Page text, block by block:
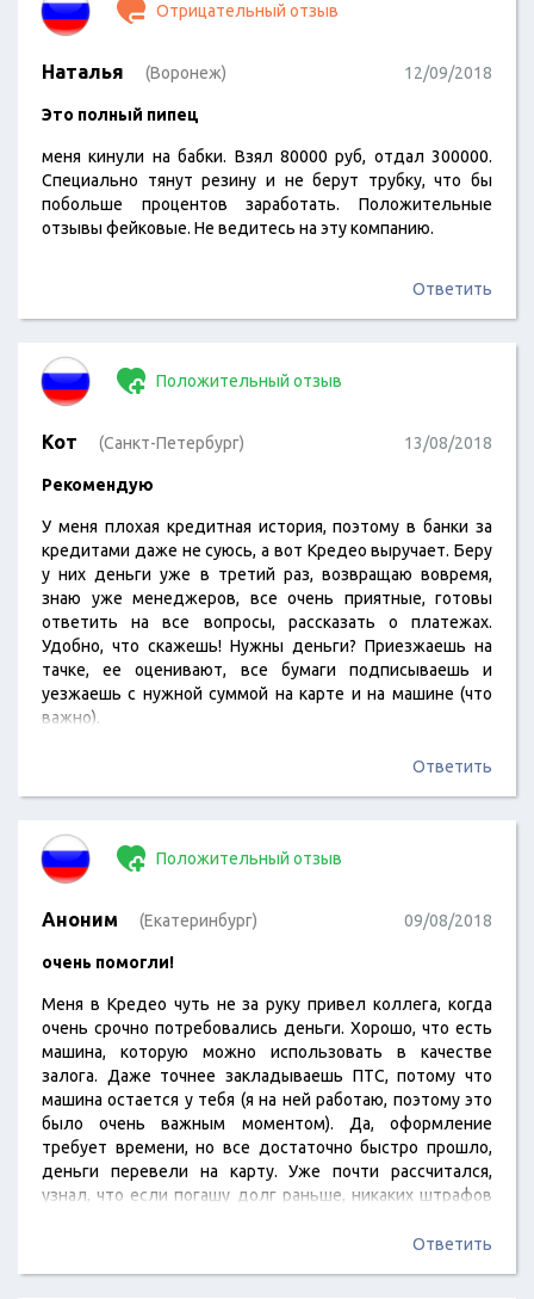
Отрицательный отзыв
Наталья (Воронеж) 12/09/2018
Это полный пипец
меня кинули на бабки. Взял 80000 руб, отдал 300000.
Специально тянут резину и не берут трубку, что бы
побольше процентов заработать. Положительные
отзывы фейковые. Не ведитесь на эту компанию.
Ответить
Положительный отзыв
Кот (Санкт-Петербург) 13/08/2018
Рекомендую
У меня плохая кредитная история, поэтому в банки за
кредитами даже не суюсь, а вот Кредео выручает. Беру
у них деньги уже в третий раз, возвращаю вовремя,
знаю уже менеджеров, все очень приятные, готовы
ответить на все вопросы, рассказать о платежах.
Удобно, что скажешь! Нужны деньги? Приезжаешь на
тачке, ее оценивают, все бумаги подписываешь и
уезжаешь с нужной суммой на карте и на машине (что
важно).
Ответить
Положительный отзыв
Аноним (Екатеринбург) 09/08/2018
очень помогли!
Меня в Кредео чуть не за руку привел коллега, когда
очень срочно потребовались деньги. Хорошо, что есть
машина, которую можно использовать в качестве
залога. Даже точнее закладываешь ПТС, потому что
машина остается у тебя (я на ней работаю, поэтому это
было очень важным моментом). Да, оформление
требует времени, но все достаточно быстро прошло,
деньги перевели на карту. Уже почти рассчитался,
узнал, что если погашу долг раньше, никаких штрафов
Ответить